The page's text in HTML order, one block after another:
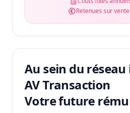
Retenues sur
Au sein du
AV Transaction
Votre future